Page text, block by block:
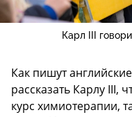
Карл III
Как пишут
рассказать Карлу III,
курс химиотерапии,